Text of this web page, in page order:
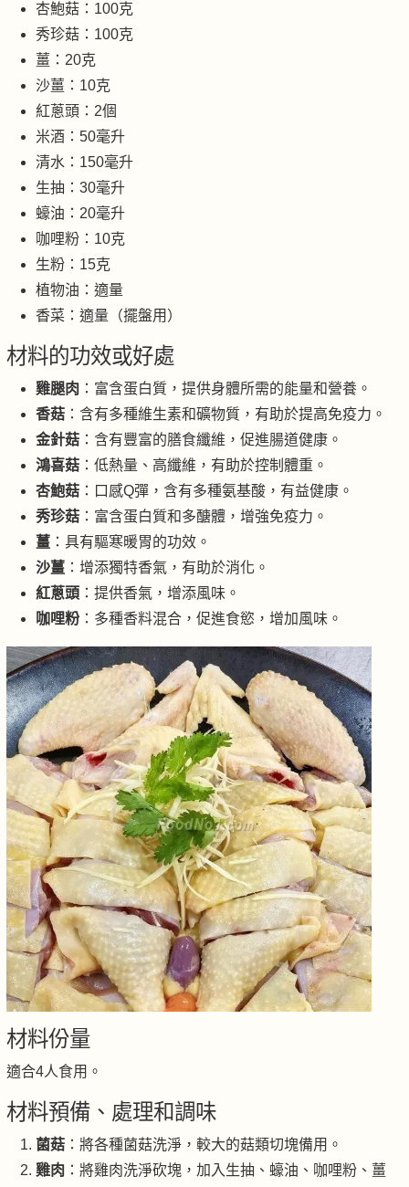
杏鮑菇：100克
秀珍菇：100克
薑：20克
沙薑：10克
紅蔥頭：2個
米酒：50毫升
清水：150毫升
生抽：30毫升
蠔油：20毫升
咖哩粉：10克
生粉：15克
植物油：適量
香菜：適量（擺盤用）
材料的功效或好處
雞腿肉 ：富含蛋白質，提供身體所需的能量和營養。
香菇 ：含有多種維生素和礦物質，有助於提高免疫力。
金針菇 ：含有豐富的膳食纖維，促進腸道健康。
鴻喜菇 ：低熱量、高纖維，有助於控制體重。
杏鮑菇 ：口感Q彈，含有多種氨基酸，有益健康。
秀珍菇 ：富含蛋白質和多醣體，增強免疫力。
薑 ：具有驅寒暖胃的功效。
沙薑 ：增添獨特香氣，有助於消化。
紅蔥頭 ：提供香氣，增添風味。
咖哩粉：多種香料混合，促進食慾，增加風味。
材料份量
適合4人食用。
材料預備、處理和調味
菌菇 ：將各種菌菇洗淨，較大的菇類切塊備用。
雞肉 ：將雞肉洗淨砍塊，加入生抽、蠔油、咖哩粉、薑